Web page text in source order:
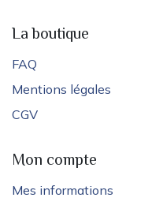
La boutique
FAQ
Mentions légales
CGV
Mon compte
Mes informations